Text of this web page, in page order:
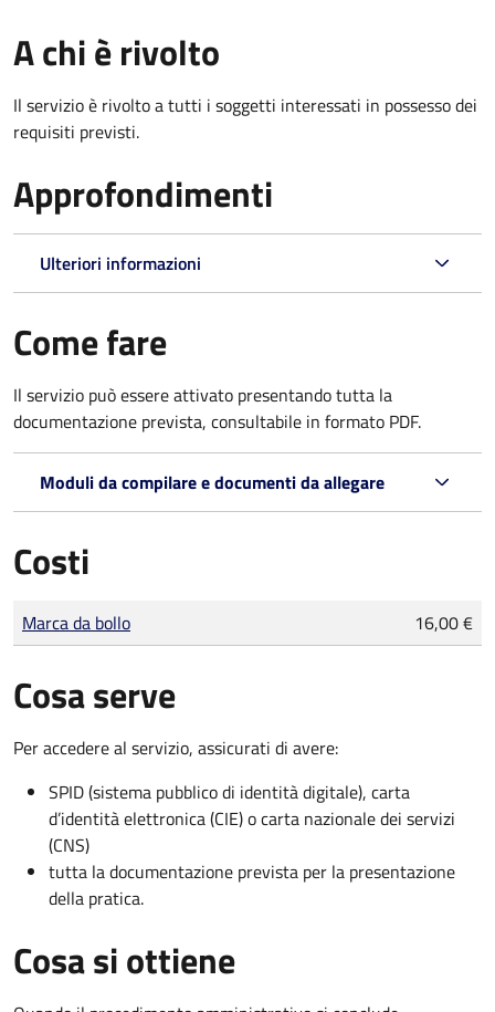
A chi è rivolto
Il servizio è rivolto a tutti i soggetti interessati in possesso dei
requisiti previsti.
Approfondimenti
Ulteriori informazioni
Come fare
Il servizio può essere attivato presentando tutta la
documentazione prevista, consultabile in formato PDF.
Moduli da compilare e documenti da allegare
Costi
Tipo di pagamento
Importo
Marca da bollo 16,00 €
Cosa serve
Per accedere al servizio, assicurati di avere:
SPID (sistema pubblico di identità digitale), carta
d’identità elettronica (CIE) o carta nazionale dei servizi
(CNS)
tutta la documentazione prevista per la presentazione
della pratica.
Cosa si ottiene